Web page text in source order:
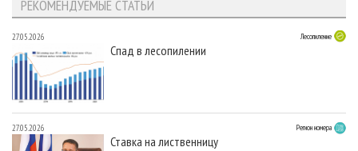
РЕКОМЕНДУЕМЫЕ СТАТЬИ
27.05.2026 Лесопиление
Спад в лесопилении
27.05.2026 Регион номера
Ставка на лиственницу